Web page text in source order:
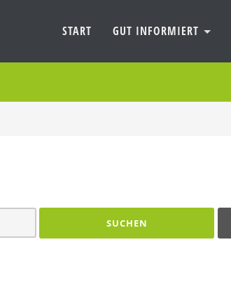
START GUT INFORMIERT
SUCHEN